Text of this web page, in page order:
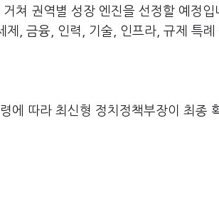
쳐 권역별 성장 엔진을 선정할 예정
제, 금융, 인력, 기술, 인프라, 규제 특
에 따라 최신형 정치정책부장이 최종